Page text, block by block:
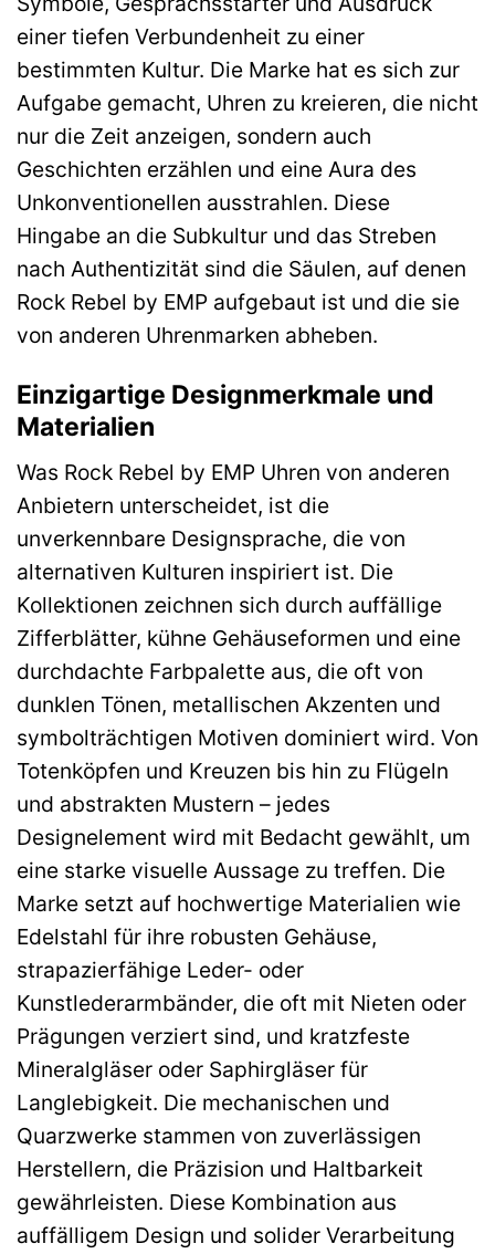
einer tiefen Verbundenheit zu einer
bestimmten Kultur. Die Marke hat es sich zur
Aufgabe gemacht, Uhren zu kreieren, die nicht
nur die Zeit anzeigen, sondern auch
Geschichten erzählen und eine Aura des
Unkonventionellen ausstrahlen. Diese
Hingabe an die Subkultur und das Streben
nach Authentizität sind die Säulen, auf denen
Rock Rebel by EMP aufgebaut ist und die sie
von anderen Uhrenmarken abheben.
Einzigartige Designmerkmale und
Materialien
Was Rock Rebel by EMP Uhren von anderen
Anbietern unterscheidet, ist die
unverkennbare Designsprache, die von
alternativen Kulturen inspiriert ist. Die
Kollektionen zeichnen sich durch auffällige
Zifferblätter, kühne Gehäuseformen und eine
durchdachte Farbpalette aus, die oft von
dunklen Tönen, metallischen Akzenten und
symbolträchtigen Motiven dominiert wird. Von
Totenköpfen und Kreuzen bis hin zu Flügeln
und abstrakten Mustern – jedes
Designelement wird mit Bedacht gewählt, um
eine starke visuelle Aussage zu treffen. Die
Marke setzt auf hochwertige Materialien wie
Edelstahl für ihre robusten Gehäuse,
strapazierfähige Leder- oder
Kunstlederarmbänder, die oft mit Nieten oder
Prägungen verziert sind, und kratzfeste
Mineralgläser oder Saphirgläser für
Langlebigkeit. Die mechanischen und
Quarzwerke stammen von zuverlässigen
Herstellern, die Präzision und Haltbarkeit
gewährleisten. Diese Kombination aus
auffälligem Design und solider Verarbeitung